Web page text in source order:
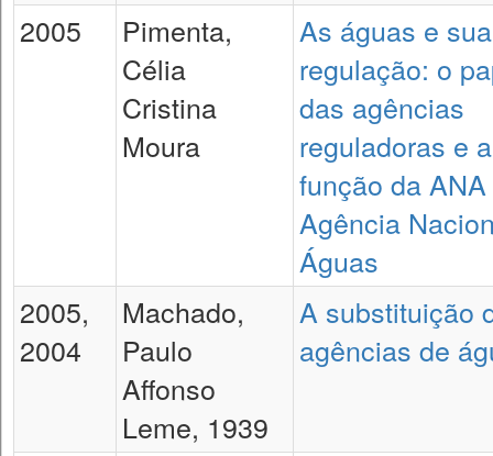
2005
Pimenta,
Célia
Cristina
Moura
As águas e sua
regulação: o
das agências
reguladoras e a
função da
Agência
Águas
2005,
2004
Machado,
Paulo
Affonso
Leme, 1939
A substituição
agências de